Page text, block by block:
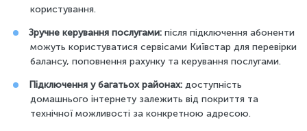
користування.
Зручне керування послугами: після підключення абоненти
можуть користуватися сервісами Київстар для перевірки
балансу, поповнення рахунку та керування послугами.
Підключення у багатьох районах: доступність
домашнього інтернету залежить від покриття та
технічної можливості за конкретною адресою.